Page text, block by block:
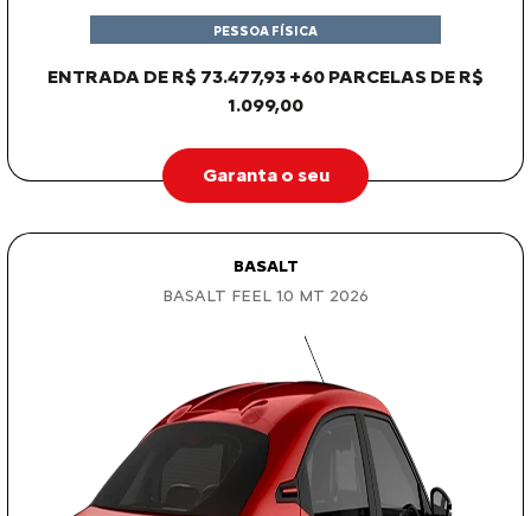
ENTRADA DE R$ 73.477,93 +60 PARCELAS DE R$
1.099,00
PESSOA FÍSICA
Garanta o seu
BASALT
BASALT FEEL 1.0 MT 2026